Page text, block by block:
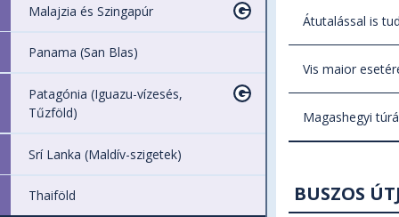
Malajzia és Szingapúr
Panama (San Blas)
Patagónia (Iguazu-vízesés,
Tűzföld)
Srí Lanka (Maldív-szigetek)
Thaiföld
javasoljuk
meglepetés
közeli
az utazási
Átutalással is
Igen. A
megfelelnie!
Vis maior
Vis
senki, így
Magashegyi
a Biztosító
BUSZOS